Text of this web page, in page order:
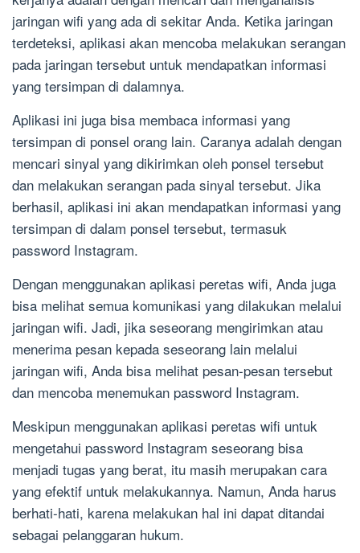
jaringan wifi yang ada di sekitar Anda. Ketika jaringan
terdeteksi, aplikasi akan mencoba melakukan serangan
pada jaringan tersebut untuk mendapatkan informasi
yang tersimpan di dalamnya.
Aplikasi ini juga bisa membaca informasi yang
tersimpan di ponsel orang lain. Caranya adalah dengan
mencari sinyal yang dikirimkan oleh ponsel tersebut
dan melakukan serangan pada sinyal tersebut. Jika
berhasil, aplikasi ini akan mendapatkan informasi yang
tersimpan di dalam ponsel tersebut, termasuk
password Instagram.
Dengan menggunakan aplikasi peretas wifi, Anda juga
bisa melihat semua komunikasi yang dilakukan melalui
jaringan wifi. Jadi, jika seseorang mengirimkan atau
menerima pesan kepada seseorang lain melalui
jaringan wifi, Anda bisa melihat pesan-pesan tersebut
dan mencoba menemukan password Instagram.
Meskipun menggunakan aplikasi peretas wifi untuk
mengetahui password Instagram seseorang bisa
menjadi tugas yang berat, itu masih merupakan cara
yang efektif untuk melakukannya. Namun, Anda harus
berhati-hati, karena melakukan hal ini dapat ditandai
sebagai pelanggaran hukum.